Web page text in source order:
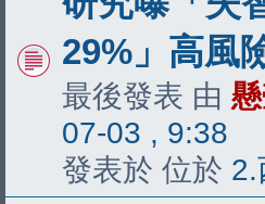
文
章
29%」高風
最後發表 由
07-03 , 9:38
發表於 位於 2.